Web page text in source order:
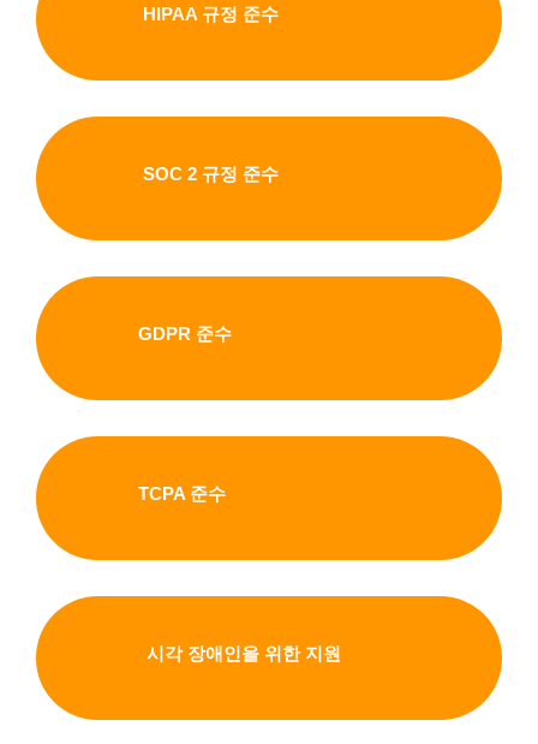
HIPAA 규정 준수
SOC 2 규정 준수
GDPR 준수
TCPA 준수
시각 장애인을 위한 지원